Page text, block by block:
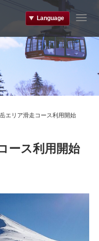
T
g
g
l
v
Language
エリア滑走コース利用開始
ース利用開始